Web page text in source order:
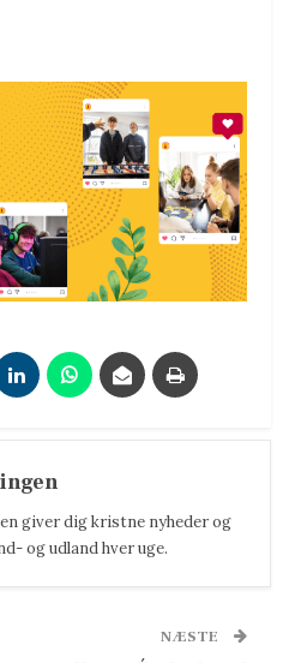
giver dig kristne nyheder og
og udland hver uge.
NÆSTE